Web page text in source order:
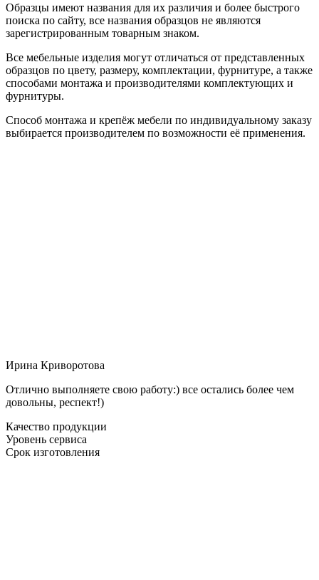
Образцы имеют названия для их различия и более быстрого
поиска по сайту, все названия образцов не являются
зарегистрированным товарным знаком.
Все мебельные изделия могут отличаться от представленных
образцов по цвету, размеру, комплектации, фурнитуре, а также
способами монтажа и производителями комплектующих и
фурнитуры.
Способ монтажа и крепёж мебели по индивидуальному заказу
выбирается производителем по возможности её применения.
Ирина Криворотова
Отлично выполняете свою работу:) все остались более чем
довольны, респект!)
Качество продукции
Уровень сервиса
Срок изготовления